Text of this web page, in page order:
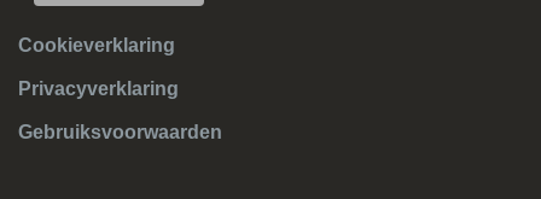
Cookieverklaring
Privacyverklaring
Gebruiksvoorwaarden